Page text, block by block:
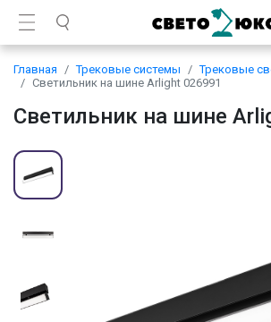
Главная Трековые системы
Трековые
Светильник на шине Arlight 026991
Светильник на шине